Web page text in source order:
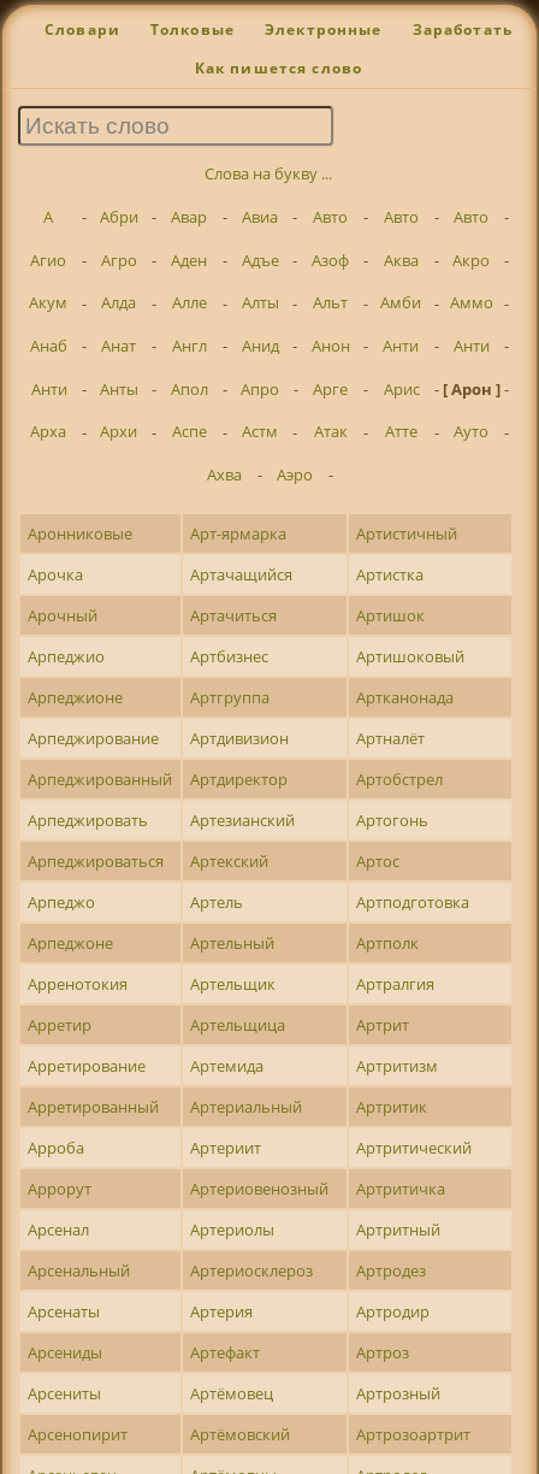
Словари Толковые Электронные Заработать
Как пишется слово
Слова на букву ...
А
- Абри - Авар - Авиа - Авто - Авто - Авто
-
Агио
- Агро - Аден - Адъе - Азоф - Аква - Акро
-
Акум
- Алда - Алле - Алты - Альт - Амби - Аммо -
Анаб
- Анат - Англ - Анид - Анон - Анти - Анти
-
Анти
- Анты - Апол - Апро - Арге - Арис - [ Арон ]-
Арха
- Архи - Аспе - Астм - Атак - Атте - Ауто
-
Ахва
- Аэро -
Аронниковые Арт-ярмарка
Артистичный
Арочка
Артачащийся
Артистка
Арочный
Артачиться
Артишок
Арпеджио
Артбизнес
Артишоковый
Арпеджионе
Артгруппа
Артканонада
Арпеджирование
Артдивизион
Артналёт
Арпеджированный
Артдиректор
Артобстрел
Арпеджировать
Артезианский
Артогонь
Арпеджироваться
Артекский
Артос
Арпеджо
Артель
Артподготовка
Арпеджоне
Артельный
Артполк
Арренотокия
Артельщик
Артралгия
Арретир
Артельщица
Артрит
Арретирование
Артемида
Артритизм
Арретированный
Артериальный
Артритик
Арроба
Артериит
Артритический
Аррорут
Артериовенозный
Артритичка
Арсенал
Артериолы
Артритный
Арсенальный
Артериосклероз
Артродез
Арсенаты
Артерия
Артродир
Арсениды
Артефакт
Артроз
Арсениты
Артёмовец
Артрозный
Арсенопирит
Артёмовский
Артрозоартрит